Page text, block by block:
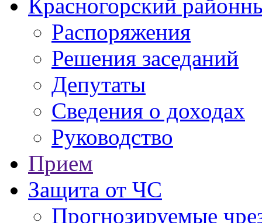
Красногорский
Распоряжения
Решения заседаний
Депутаты
Сведения о доходах
Руководство
Прием
Защита от ЧС
Прогнозируемые